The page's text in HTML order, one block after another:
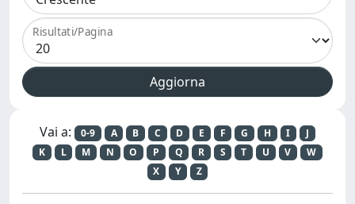
Risultati/Pagina
Vai a: 0-9 A B C D E F G H I
J
K
L M N O P Q R S T U V
W
X
Y Z